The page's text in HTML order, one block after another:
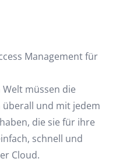
Management für
müssen die
und mit jedem
die sie für ihre
schnell und
Cloud.